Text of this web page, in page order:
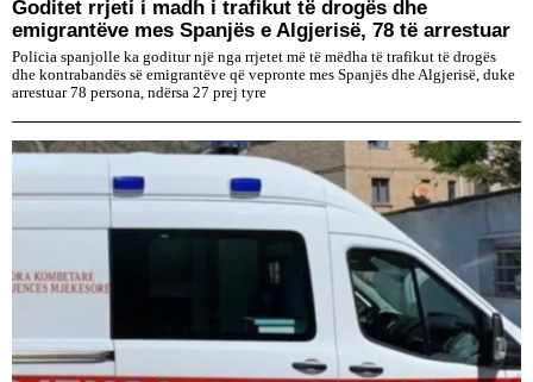
Goditet rrjeti i madh i trafikut të drogës dhe
emigrantëve mes Spanjës e Algjerisë, 78 të arrestuar
Policia spanjolle ka goditur një nga rrjetet më të mëdha të trafikut të drogës
dhe kontrabandës së emigrantëve që vepronte mes Spanjës dhe Algjerisë, duke
arrestuar 78 persona, ndërsa 27 prej tyre